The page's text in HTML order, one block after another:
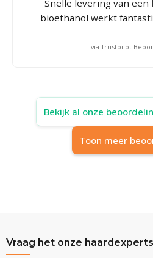
Snelle levering van een
bioethanol werkt
via Trustpilot
Bekijk al onze
Toon meer
Vraag het onze haardexperts